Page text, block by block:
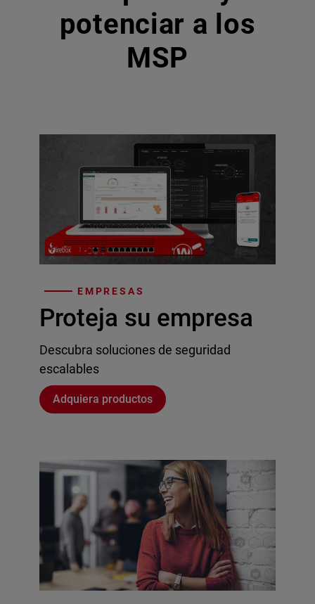
potenciar a los
MSP
EMPRESAS
Proteja su empresa
Descubra soluciones de seguridad
escalables
Adquiera productos